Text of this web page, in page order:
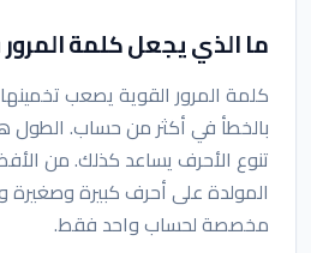
ما الذي يجعل كلمة
كلمة المرور القوية يصعب
بالخطأ في أكثر من حساب. الطول
تنوع الأحرف يساعد كذلك. من
المولدة على أحرف كبيرة وصغيرة
مخصصة لحساب واحد فقط.